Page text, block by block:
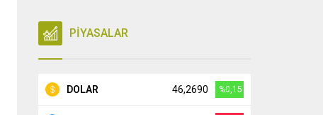
PİYASALAR
DOLAR 46,2690 %0,15